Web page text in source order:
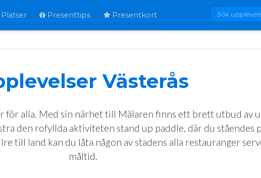
Presenttips Presentkort
Västerås
för alla. Med sin närhet till Mälaren finns ett brett utbud av
den rofyllda aktiviteten stand up paddle, där du ståendes
till land kan du låta någon av stadens alla restauranger
måltid.